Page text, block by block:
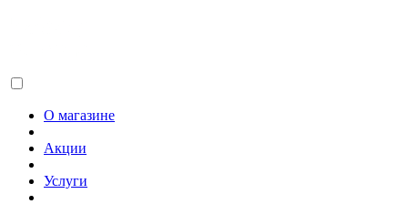
О магазине
Акции
Услуги